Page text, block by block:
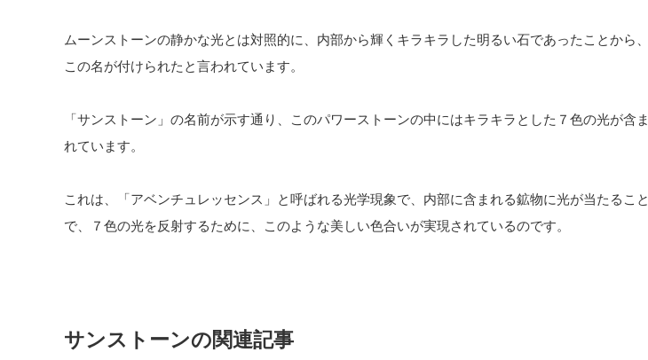
ムーンストーンの静かな光とは対照的に、内部から輝くキラキラした明るい石であったことから、
この名が付けられたと言われています。
「サンストーン」の名前が示す通り、このパワーストーンの中にはキラキラとした７色の光が含ま
れています。
これは、「アベンチュレッセンス」と呼ばれる光学現象で、内部に含まれる鉱物に光が当たること
で、７色の光を反射するために、このような美しい色合いが実現されているのです。
サンストーンの関連記事